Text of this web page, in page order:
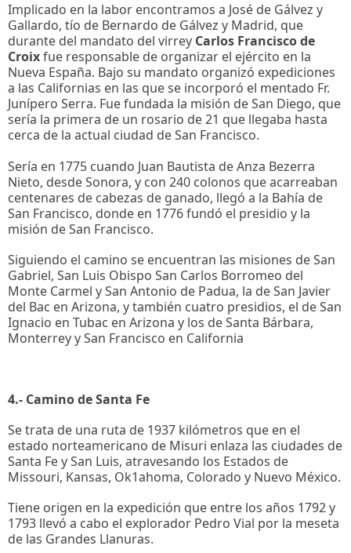
Implicado en la labor encontramos a José de Gálvez y
Gallardo, tío de Bernardo de Gálvez y Madrid, que
durante del mandato del virrey Carlos Francisco de
Croixfue responsable de organizar el ejército en la
Nueva España. Bajo su mandato organizó expediciones
a las Californias en las que se incorporó el mentado Fr.
Junípero Serra. Fue fundada la misión de San Diego, que
sería la primera de un rosario de 21 que llegaba hasta
cerca de la actual ciudad de San Francisco.
Sería en 1775 cuando Juan Bautista de Anza Bezerra
Nieto, desde Sonora, y con 240 colonos que acarreaban
centenares de cabezas de ganado, llegó a la Bahía de
San Francisco, donde en 1776 fundó el presidio y la
misión de San Francisco.
Siguiendo el camino se encuentran las misiones de San
Gabriel, San Luis Obispo San Carlos Borromeo del
Monte Carmel y San Antonio de Padua, la de San Javier
del Bac en Arizona, y también cuatro presidios, el de San
Ignacio en Tubac en Arizona y los de Santa Bárbara,
Monterrey y San Francisco en California
4.- Camino de Santa Fe
Se trata de una ruta de 1937 kilómetros que en el
estado norteamericano de Misuri enlaza las ciudades de
Santa Fe y San Luis, atravesando los Estados de
Missouri, Kansas, Ok1ahoma, Colorado y Nuevo México.
Tiene origen en la expedición que entre los años 1792 y
1793 llevó a cabo el explorador Pedro Vial por la meseta
de las Grandes Llanuras.